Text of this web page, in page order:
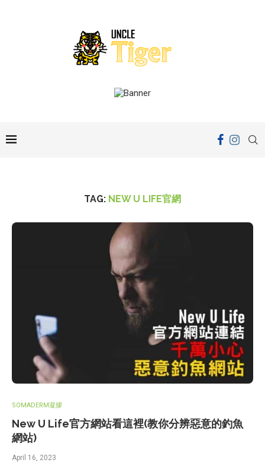
TAG: NEW U LIFE官網
SOMADERM凝膠
New U Life官方網站看這裡(教你分辨惡意的釣魚
網站)
April 16, 2023